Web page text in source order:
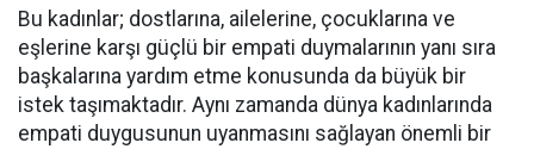
Bu kadınlar; dostlarına, ailelerine, çocuklarına ve
eşlerine karşı güçlü bir empati duymalarının yanı sıra
başkalarına yardım etme konusunda da büyük bir
istek taşımaktadır. Aynı zamanda dünya kadınlarında
empati duygusunun uyanmasını sağlayan önemli bir